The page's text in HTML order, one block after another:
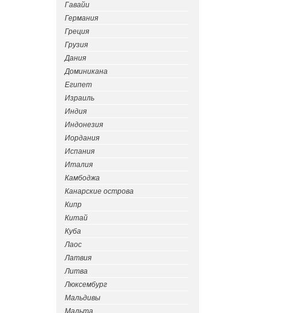
Гавайи
Германия
Греция
Грузия
Дания
Доминикана
Египет
Израиль
Индия
Индонезия
Иордания
Испания
Италия
Камбоджа
Канарские острова
Кипр
Китай
Куба
Лаос
Латвия
Литва
Люксембург
Мальдивы
Мальта